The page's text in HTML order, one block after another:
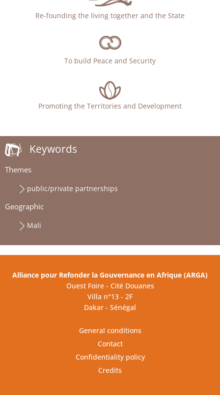
Re-founding the living together and the State
To build Peace and Security
Promoting the Territories and Development
Keywords
Themes
public/private partnerships
Geographic
Mali
Alliance pour Refonder la Gouvernance en Afrique (ARGA)
Ouest Foire - Cité Douanes
Villa n°13 - 2F
Dakar - Sénégal
General conditions
Contact
Confidentiality policy
Credits